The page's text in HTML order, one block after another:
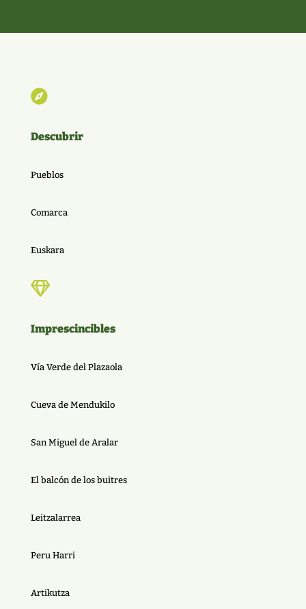

Descubrir
Pueblos
Comarca
Euskara

Imprescincibles
Vía Verde del Plazaola
Cueva de Mendukilo
San Miguel de Aralar
El balcón de los buitres
Leitzalarrea
Peru Harri
Artikutza